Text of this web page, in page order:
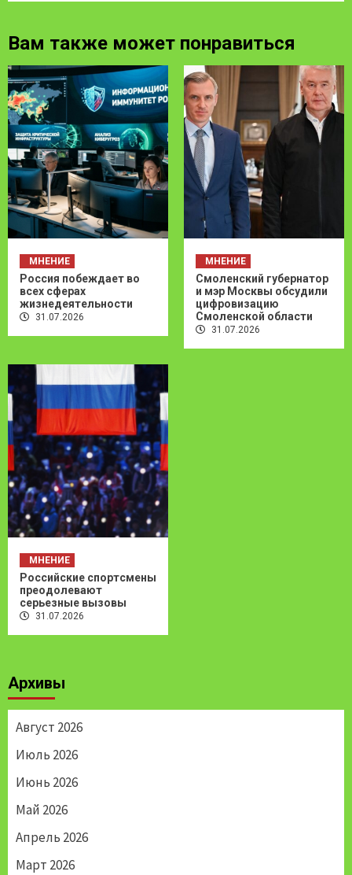
Вам также может понравиться
МНЕНИЕ
Россия побеждает во
всех сферах
жизнедеятельности
31.07.2026
МНЕНИЕ
Смоленский губернатор
и мэр Москвы обсудили
цифровизацию
Смоленской области
31.07.2026
МНЕНИЕ
Российские спортсмены
преодолевают
серьезные вызовы
31.07.2026
Архивы
Август 2026
Июль 2026
Июнь 2026
Май 2026
Апрель 2026
Март 2026